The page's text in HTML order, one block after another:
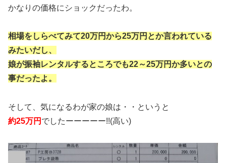
かなりの価格にショックだったわ。
相場をしらべてみて20万円から25万円とか言われている
みたいだし、
娘が振袖レンタルするところでも22～25万円か多いとの
事だったよ。
そして、気になるわが家の娘は・・というと
約25万円 でしたーーーーー!!(高い)